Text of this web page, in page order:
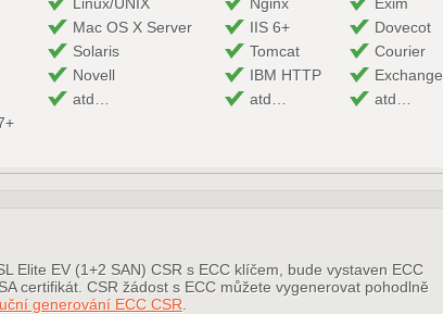
Mac OS X Server
Solaris
Novell
atd…
IIS 6+
Tomcat
IBM HTTP
atd…
Dovecot
Courier
Exchange
atd…
Elite EV (1+2 SAN) CSR s ECC klíčem, bude vystaven ECC
certifikát. CSR žádost s ECC můžete vygenerovat pohodlně
generování ECC CSR